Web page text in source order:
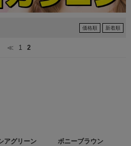
価格順 新着順
≪ 1 2
アグリーン
ボニーブラウン